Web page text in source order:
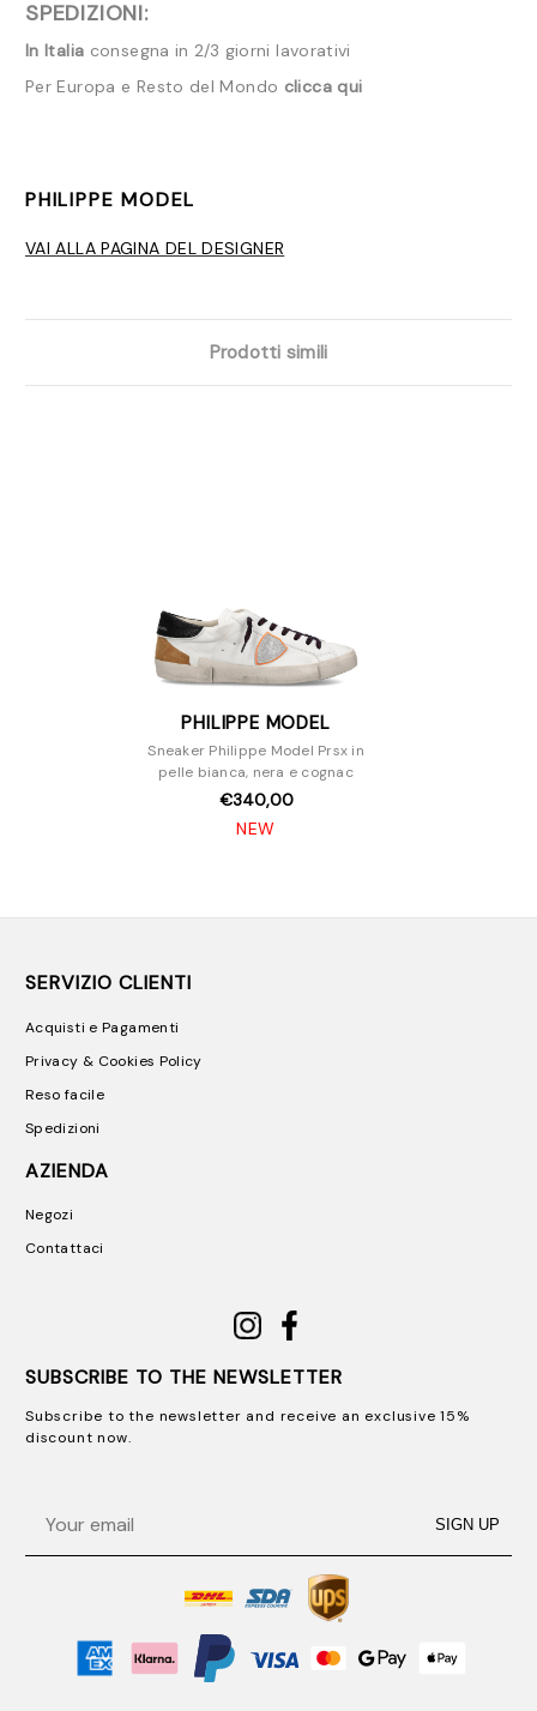
SPEDIZIONI:
In Italia consegna in 2/3 giorni lavorativi
Per Europa e Resto del Mondo clicca qui
PHILIPPE MODEL
VAI ALLA PAGINA DEL DESIGNER
Prodotti simili
PHILIPPE MODEL
Sneaker Philippe Model Prsx in
pelle bianca, nera e cognac
€340,00
NEW
SERVIZIO CLIENTI
Acquisti e Pagamenti
Privacy & Cookies Policy
Reso facile
Spedizioni
AZIENDA
Negozi
Contattaci
SUBSCRIBE TO THE NEWSLETTER
Subscribe to the newsletter and receive an exclusive 15%
discount now.
SIGN UP